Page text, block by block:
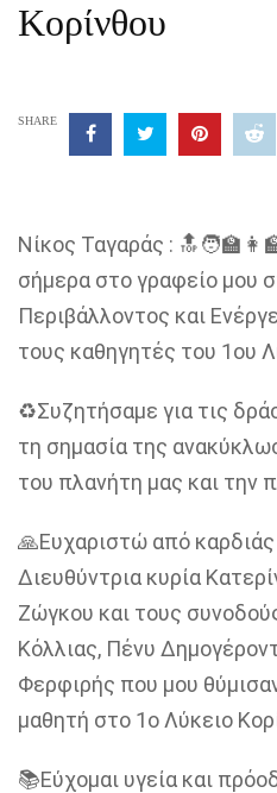
Κορίνθου
SHARE
Νίκος Ταγαράς :
σήμερα στο γραφείο μου
Περιβάλλοντος και
τους καθηγητές του 1ου
♻️Συζητήσαμε για τις
τη σημασία της
του πλανήτη μας και την
🙏Ευχαριστώ από
Διευθύντρια κυρία
Ζώγκου και τους
Κόλλιας, Πένυ
Φερφιρής που μου
μαθητή στο 1ο Λύκειο
📚Εύχομαι υγεία και